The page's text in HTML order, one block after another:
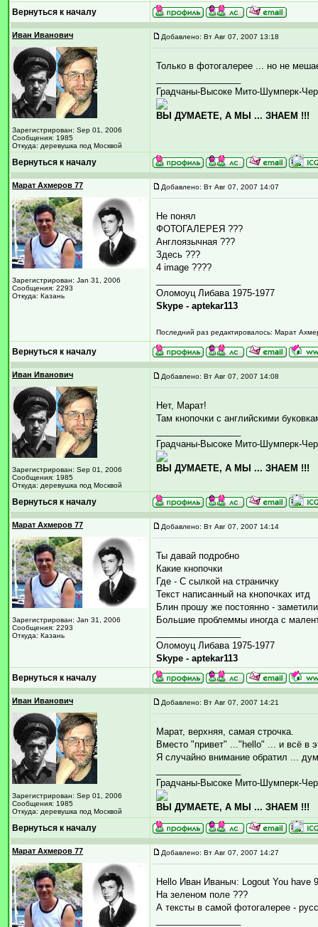
Вернуться к началу
Иван Иванович
Зарегистрирован: Sep 01, 2006
Сообщения: 1985
Откуда: деревушка под Москвой
Добавлено: Вт Авг 07, 2007 13:18
Только в фотогалерее ... но не
Градчаны-Высоке Мито-Шумперк-
ВЫ ДУМАЕТЕ, А МЫ ... ЗНАЕМ !!!
Вернуться к началу
Марат Ахмеров 77
Зарегистрирован: Jan 31, 2006
Сообщения: 2293
Откуда: Казань
Добавлено: Вт Авг 07, 2007 14:07
Не понял
ФОТОГАЛЕРЕЯ ???
Англоязычная ???
Здесь ???
4 image ????
Оломоуц Либава 1975-1977
Skype - aptekar113
Последний раз редактировалось: Марат
Вернуться к началу
Иван Иванович
Зарегистрирован: Sep 01, 2006
Сообщения: 1985
Откуда: деревушка под Москвой
Добавлено: Вт Авг 07, 2007 14:08
Нет, Марат!
Там кнопочки с английскими
Градчаны-Высоке Мито-Шумперк-
ВЫ ДУМАЕТЕ, А МЫ ... ЗНАЕМ !!!
Вернуться к началу
Марат Ахмеров 77
Зарегистрирован: Jan 31, 2006
Сообщения: 2293
Откуда: Казань
Добавлено: Вт Авг 07, 2007 14:14
Ты давай подробно
Какие кнопочки
Где - С сылкой на страничку
Текст написанный на кнопочках итд
Блин прошу же постоянно -
Большие проблеммы иногда с
Оломоуц Либава 1975-1977
Skype - aptekar113
Вернуться к началу
Иван Иванович
Зарегистрирован: Sep 01, 2006
Сообщения: 1985
Откуда: деревушка под Москвой
Добавлено: Вт Авг 07, 2007 14:21
Марат, верхняя, самая строчка.
Вместо "привет" ..."hello" ... и всё в
Я случайно внимание обратил ...
Градчаны-Высоке Мито-Шумперк-
ВЫ ДУМАЕТЕ, А МЫ ... ЗНАЕМ !!!
Вернуться к началу
Марат Ахмеров 77 Добавлено: Вт Авг 07, 2007 14:27
Hello Иван Иваныч: Logout You have
На зеленом поле ???
А тексты в самой фотогалерее -